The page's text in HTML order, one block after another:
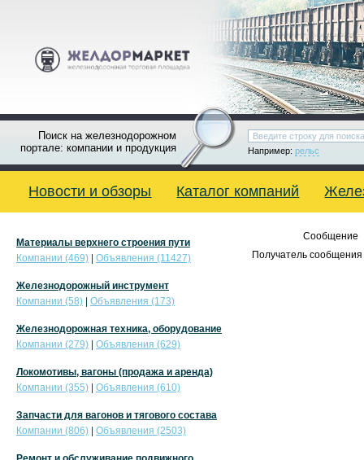
Поиск на железнодорожном
портале: компании и продукция
Например: рельс
Новости и обзоры Каталог компаний
Сообщение
Получатель сообщения
Материалы верхнего строения пути
Компании (469)
Объявления (11427)
Железнодорожный инструмент
Компании (58)
Объявления (173)
Железнодорожная техника, оборудование
Компании (279)
Объявления (629)
Локомотивы, вагоны (продажа и аренда)
Компании (355)
Объявления (610)
Запчасти для вагонов и тягового состава
Компании (806)
Объявления (2503)